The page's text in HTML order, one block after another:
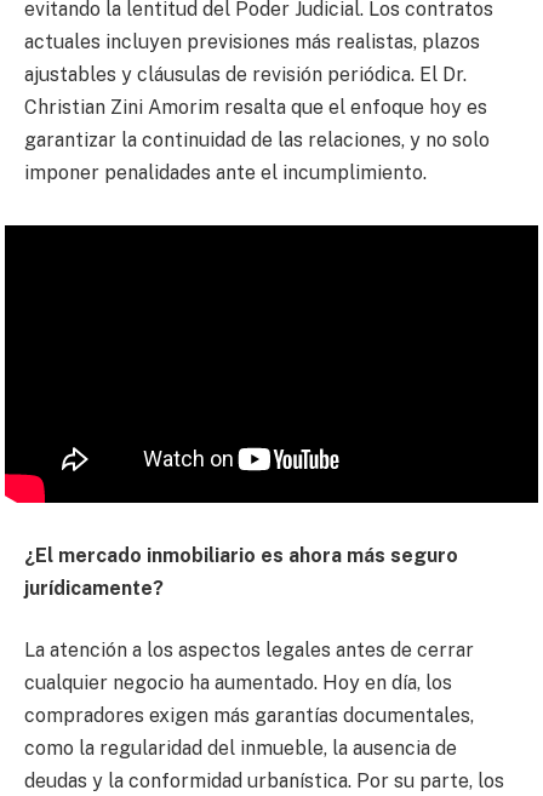
evitando la lentitud del Poder Judicial. Los contratos
actuales incluyen previsiones más realistas, plazos
ajustables y cláusulas de revisión periódica. El Dr.
Christian Zini Amorim resalta que el enfoque hoy es
garantizar la continuidad de las relaciones, y no solo
imponer penalidades ante el incumplimiento.
¿El mercado inmobiliario es ahora más seguro
jurídicamente?
La atención a los aspectos legales antes de cerrar
cualquier negocio ha aumentado. Hoy en día, los
compradores exigen más garantías documentales,
como la regularidad del inmueble, la ausencia de
deudas y la conformidad urbanística. Por su parte, los